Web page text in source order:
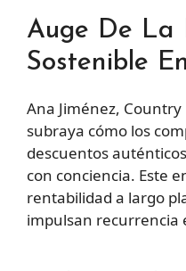
Auge De La
Sostenible
Ana Jiménez,
subraya cómo los
descuentos
con conciencia. Este
rentabilidad a largo
impulsan recurrencia